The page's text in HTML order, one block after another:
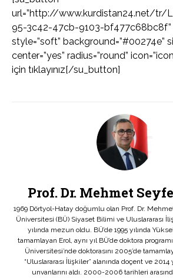
url=”http://www.kurdistan24.net/tr/
95-3c42-47cb-9103-bf477c68bc8f”
style=”soft” background=”#00274e”
center=”yes” radius=”round”
için tıklayınız[/su_button]
Prof. Dr. Mehmet
1969 Dörtyol-Hatay doğumlu olan Prof. Dr.
Üniversitesi (BÜ) Siyaset Bilimi ve Uluslararası
yılında mezun oldu. BÜ’de 1995 yılında
tamamlayan Erol, aynı yıl BÜ’de doktora
Üniversitesi’nde doktorasını 2005’de
“Uluslararası İlişkiler” alanında doçent ve 2014
unvanlarını aldı. 2000-2006 tarihleri